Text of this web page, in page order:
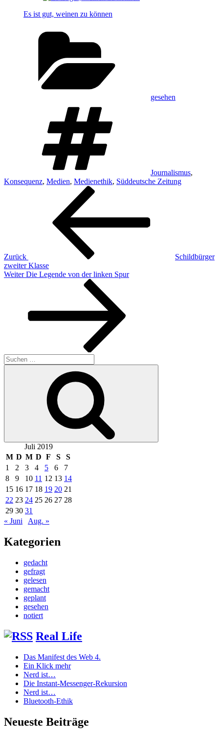
Es ist gut, weinen zu können
gesehen
Journalismus,
Konsequenz, Medien, Medienethik, Süddeutsche Zeitung
Beitragsnavigation
Zurück
Schildbürger
zweiter Klasse
Nächster
Weiter Die Legende von der linken Spur
Suchen
nach:
Juli 2019
M D M D F S
S
1
2 3 4 5 6
7
8
9 10 11 12 13 14
15 16 17 18 19 20 21
22 23 24 25 26 27 28
29 30 31
« Juni
Aug. »
Kategorien
gedacht
gefragt
gelesen
gemacht
geplant
gesehen
notiert
Real Life
Das Manifest des Web 4.
Ein Klick mehr
Nerd ist…
Die Instant-Messenger-Rekursion
Nerd ist…
Bluetooth-Ethik
Neueste Beiträge